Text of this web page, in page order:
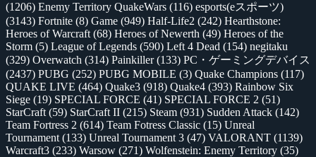
(1206) Enemy Territory QuakeWars (116) esports(eスポーツ)
(3143) Fortnite (8) Game (949) Half-Life2 (242) Hearthstone:
Heroes of Warcraft (68) Heroes of Newerth (49) Heroes of the
Storm (5) League of Legends (590) Left 4 Dead (154) negitaku
(329) Overwatch (314) Painkiller(133) PC・ゲーミングデバイス
(2437) PUBG (252) PUBG MOBILE (3) Quake Champions (117)
QUAKE LIVE (464) Quake3 (918) Quake4 (393) Rainbow Six
Siege (19) SPECIAL FORCE (41) SPECIAL FORCE 2 (51)
StarCraft (59) StarCraft II (215) Steam (931) Sudden Attack (142)
Team Fortress 2 (614) Team Fotress Classic (15) Unreal
Tournament (133) Unreal Tournament 3 (47) VALORANT (1139)
Warcraft3 (233) Warsow (271) Wolfenstein: Enemy Territory (35)